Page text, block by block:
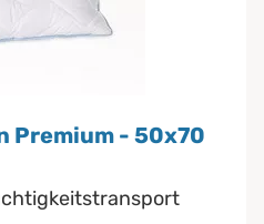
Premium - 50x70